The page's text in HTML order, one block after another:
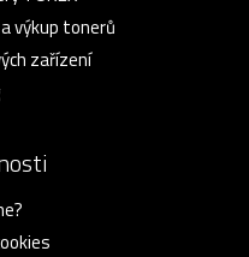
výkup tonerů
zařízení